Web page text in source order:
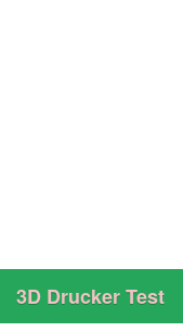
3D Drucker Test